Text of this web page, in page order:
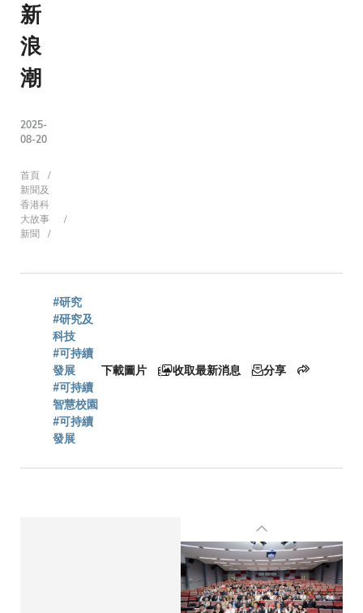
新
浪
潮
2025-
08-20
導
航
連
結
首頁
新聞及
香港科
大故事
新聞
#研究
#研究及
科技
#可持續
發展
#可持續
智慧校園
#可持續
發展
下載圖片 收取最新消息 分享